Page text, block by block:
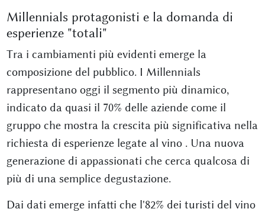
Millennials protagonisti e la domanda di
esperienze "totali"
Tra i cambiamenti più evidenti emerge la
composizione del pubblico. I Millennials
rappresentano oggi il segmento più dinamico,
indicato da quasi il 70% delle aziende come il
gruppo che mostra la crescita più significativa nella
richiesta di esperienze legate al vino . Una nuova
generazione di appassionati che cerca qualcosa di
più di una semplice degustazione.
Dai dati emerge infatti che l'82% dei turisti del vino